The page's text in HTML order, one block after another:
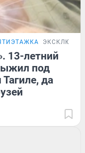
ЭКСКЛЮЗИВ
13-летний
под
да